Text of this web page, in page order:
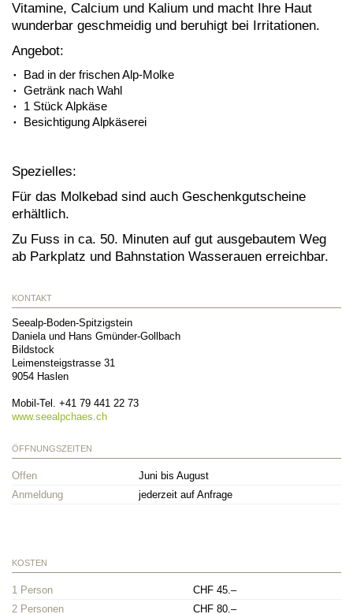
Vitamine, Calcium und Kalium und macht Ihre Haut
wunderbar geschmeidig und beruhigt bei Irritationen.
Angebot:
Bad in der frischen Alp-Molke
Getränk nach Wahl
1 Stück Alpkäse
Besichtigung Alpkäserei
Spezielles:
Für das Molkebad sind auch Geschenkgutscheine
erhältlich.
Zu Fuss in ca. 50. Minuten auf gut ausgebautem Weg
ab Parkplatz und Bahnstation Wasserauen erreichbar.
KONTAKT
Seealp-Boden-Spitzigstein
Daniela und Hans Gmünder-Gollbach
Bildstock
Leimensteigstrasse 31
9054 Haslen
Mobil-Tel. +41 79 441 22 73
www.seealpchaes.ch
ÖFFNUNGSZEITEN
Offen
Juni bis August
Anmeldung
jederzeit auf Anfrage
KOSTEN
1 Person
CHF 45.–
2 Personen
CHF 80.–